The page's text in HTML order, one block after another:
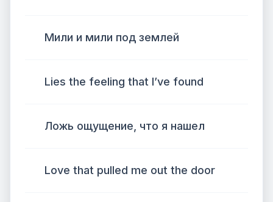
Мили и мили под землей
Lies the feeling that I’ve found
Ложь ощущение, что я нашел
Love that pulled me out the door